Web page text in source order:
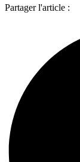
Partager l'article :